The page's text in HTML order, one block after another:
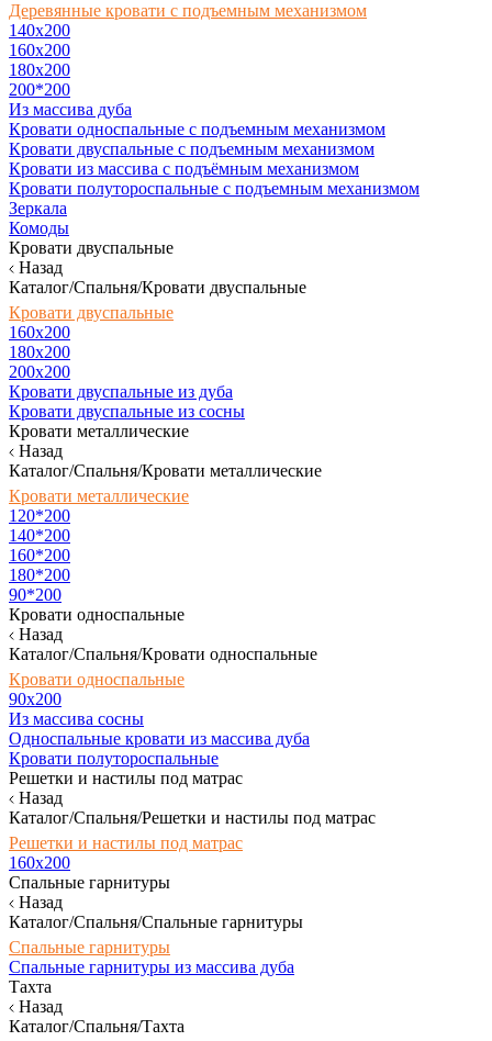
Деревянные кровати с подъемным механизмом
140x200
160х200
180х200
200*200
Из массива дуба
Кровати односпальные с подъемным механизмом
Кровати двуспальные с подъемным механизмом
Кровати из массива с подъёмным механизмом
Кровати полутороспальные с подъемным механизмом
Зеркала
Комоды
Кровати двуспальные
Назад
Каталог/Спальня/Кровати двуспальные
Кровати двуспальные
160х200
180x200
200x200
Кровати двуспальные из дуба
Кровати двуспальные из сосны
Кровати металлические
Назад
Каталог/Спальня/Кровати металлические
Кровати металлические
120*200
140*200
160*200
180*200
90*200
Кровати односпальные
Назад
Каталог/Спальня/Кровати односпальные
Кровати односпальные
90х200
Из массива сосны
Односпальные кровати из массива дуба
Кровати полутороспальные
Решетки и настилы под матрас
Назад
Каталог/Спальня/Решетки и настилы под матрас
Решетки и настилы под матрас
160х200
Спальные гарнитуры
Назад
Каталог/Спальня/Спальные гарнитуры
Спальные гарнитуры
Спальные гарнитуры из массива дуба
Тахта
Назад
Каталог/Спальня/Тахта